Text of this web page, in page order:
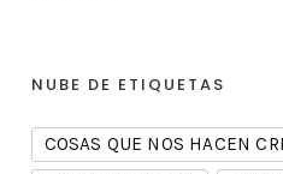
NUBE DE ETIQUETAS
COSAS QUE NOS HACEN